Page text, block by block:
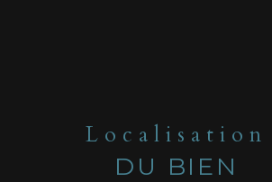
Localisation
DU BIEN